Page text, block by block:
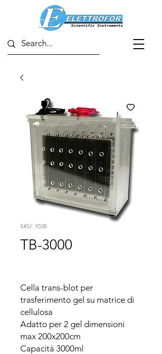
SKU: 1038
TB-3000
Cella trans-blot per
trasferimento gel su matrice di
cellulosa
Adatto per 2 gel dimensioni
max 200x200cm
Capacità 3000ml